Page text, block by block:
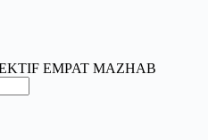
EMPAT MAZHAB